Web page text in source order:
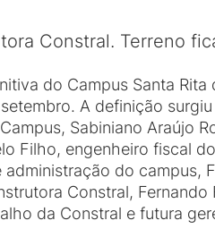
Constral. Terreno
do Campus Santa Rita
A definição
Sabiniano Araújo
Filho, engenheiro fiscal
do campus,
Constral, Fernando
da Constral e futura